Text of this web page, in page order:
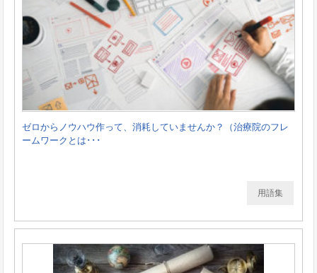
ゼロからノウハウ作って、消耗していませんか？（治療院のフレ
ームワークとは･･･
用語集